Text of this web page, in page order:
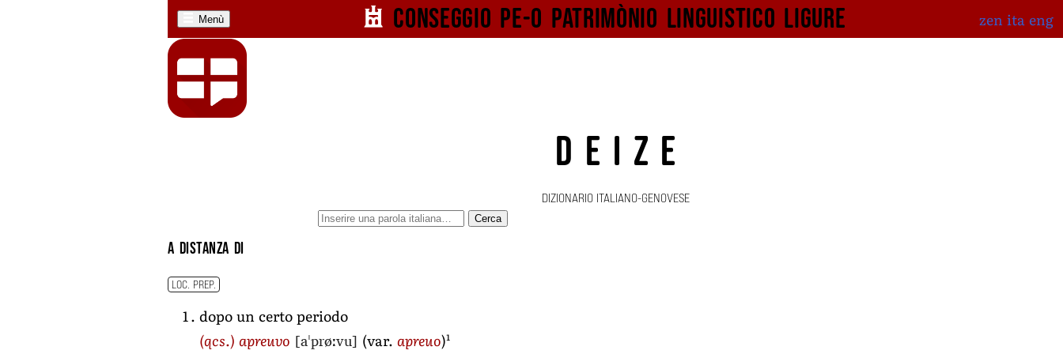
Menù Conseggio pe-o patrimònio linguistico ligure zen ita eng
DEIZE
DIZIONARIO ITALIANO-GENOVESE
Cerca
a distanza di
LOC. PREP.
dopo un certo periodo
(qcs.) apreuvo [aˈprøːvu] (var.apreuo)1